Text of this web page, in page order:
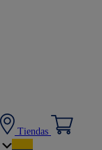
Tiendas